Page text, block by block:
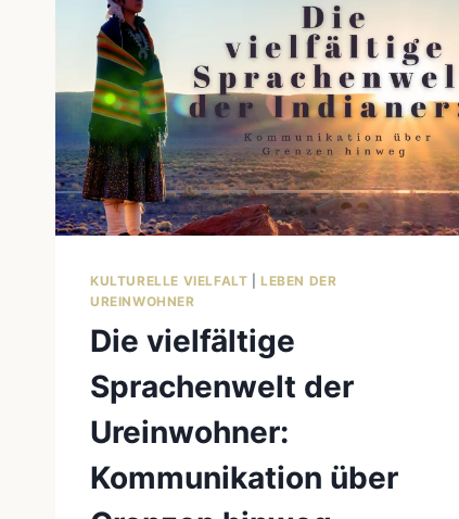
KULTURELLE VIELFALT |LEBEN DER
UREINWOHNER
Die vielfältige
Sprachenwelt der
Ureinwohner:
Kommunikation über